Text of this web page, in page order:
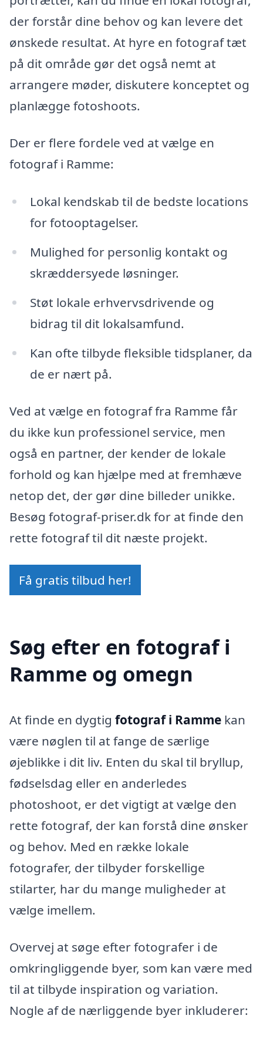
der forstår dine behov og kan levere det
ønskede resultat. At hyre en fotograf tæt
på dit område gør det også nemt at
arrangere møder, diskutere konceptet og
planlægge fotoshoots.
Der er flere fordele ved at vælge en
fotograf i Ramme:
Lokal kendskab til de bedste locations
for fotooptagelser.
Mulighed for personlig kontakt og
skræddersyede løsninger.
Støt lokale erhvervsdrivende og
bidrag til dit lokalsamfund.
Kan ofte tilbyde fleksible tidsplaner, da
de er nært på.
Ved at vælge en fotograf fra Ramme får
du ikke kun professionel service, men
også en partner, der kender de lokale
forhold og kan hjælpe med at fremhæve
netop det, der gør dine billeder unikke.
Besøg fotograf-priser.dk for at finde den
rette fotograf til dit næste projekt.
Få gratis tilbud her!
Søg efter en fotograf i
Ramme og omegn
At finde en dygtig fotograf i Ramme kan
være nøglen til at fange de særlige
øjeblikke i dit liv. Enten du skal til bryllup,
fødselsdag eller en anderledes
photoshoot, er det vigtigt at vælge den
rette fotograf, der kan forstå dine ønsker
og behov. Med en række lokale
fotografer, der tilbyder forskellige
stilarter, har du mange muligheder at
vælge imellem.
Overvej at søge efter fotografer i de
omkringliggende byer, som kan være med
til at tilbyde inspiration og variation.
Nogle af de nærliggende byer inkluderer: